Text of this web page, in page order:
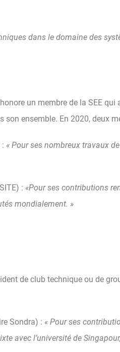
dans le domaine des
honore un membre de la SEE
ensemble. En 2020, deux
: « Pour ses nombreux travaux
: «Pour ses contributions
mondialement. »
de club technique ou de
Sondra) : « Pour ses
avec l’université de